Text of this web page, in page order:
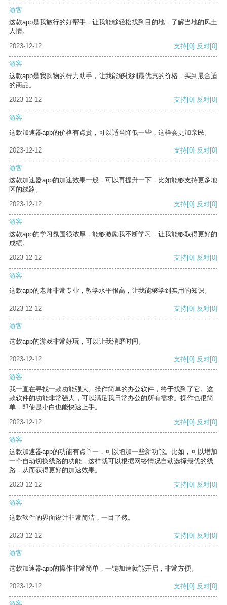
游客
这款app是我旅行的好帮手，让我能够轻松找到目的地，了解当地的风土
人情。
2023-12-12
支持[0] 反对[0]
游客
这款app是我购物的得力助手，让我能够找到最优惠的价格，买到最合适
的商品。
2023-12-12
支持[0] 反对[0]
游客
这款加速器app的价格有点贵，可以适当降低一些，这样会更加亲民。
2023-12-12 支持[0] 反对[0]
游客
这款加速器app的加速效果一般，可以再提升一下，比如能够支持更多地
区的线路。
2023-12-12
支持[0] 反对[0]
游客
这款app的学习氛围很浓厚，能够激励我不断学习，让我能够取得更好的
成绩。
2023-12-12
支持[0] 反对[0]
游客
这款app的老师非常专业，教学水平很高，让我能够学到实用的知识。
2023-12-12 支持[0] 反对[0]
游客
这款app的游戏非常好玩，可以让我消磨时间。
2023-12-12 支持[0] 反对[0]
游客
我一直在寻找一款功能强大、操作简单的办公软件，终于找到了它。这
款软件的功能非常强大，可以满足我日常办公的所有需求。操作也很简
单，即使是小白也能快速上手。
2023-12-12
支持[0] 反对[0]
游客
这款加速器app的功能有点单一，可以增加一些新功能。比如，可以增加
一个自动切换线路的功能，这样就可以根据网络情况自动选择最优的线
路，从而获得更好的加速效果。
2023-12-12
支持[0] 反对[0]
游客
这款软件的界面设计非常简洁，一目了然。
2023-12-12 支持[0] 反对[0]
游客
这款加速器app的操作非常简单，一键加速就能开启，非常方便。
2023-12-12 支持[0] 反对[0]